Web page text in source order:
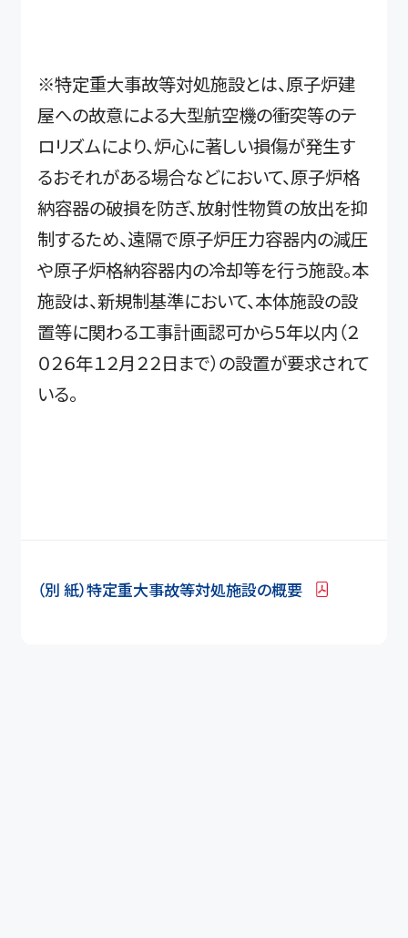
※特定重大事故等対処施設とは、原子炉建
屋への故意による大型航空機の衝突等のテ
ロリズムにより、炉心に著しい損傷が発生す
るおそれがある場合などにおいて、原子炉格
納容器の破損を防ぎ、放射性物質の放出を抑
制するため、遠隔で原子炉圧力容器内の減圧
や原子炉格納容器内の冷却等を行う施設。本
施設は、新規制基準において、本体施設の設
置等に関わる工事計画認可から５年以内（２
０２６年１２月２２日まで）の設置が要求されて
いる。
（別 紙）特定重大事故等対処施設の概要